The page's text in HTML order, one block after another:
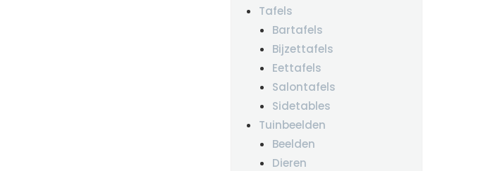
Tafels
Bartafels
Bijzettafels
Eettafels
Salontafels
Sidetables
Tuinbeelden
Beelden
Dieren